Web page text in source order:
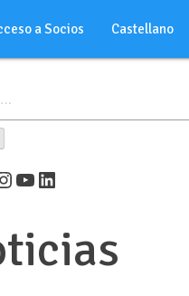
a Socios Castellano
YouTube
LinkedIn